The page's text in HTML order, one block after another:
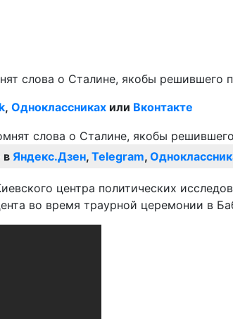
слова о Сталине, якобы решившего
, Одноклассниках или Вконтакте
в Яндекс.Дзен, Telegram,
центра политических
во время траурной церемонии в